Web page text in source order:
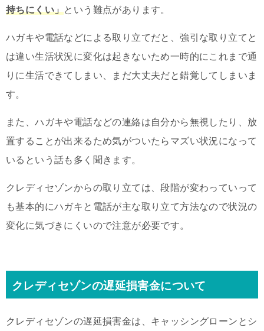
持ちにくい」という難点があります。
ハガキや電話などによる取り立てだと、強引な取り立てと
は違い生活状況に変化は起きないため一時的にこれまで通
りに生活できてしまい、まだ大丈夫だと錯覚してしまいま
す。
また、ハガキや電話などの連絡は自分から無視したり、放
置することが出来るため気がついたらマズい状況になって
いるという話も多く聞きます。
クレディセゾンからの取り立ては、段階が変わっていって
も基本的にハガキと電話が主な取り立て方法なので状況の
変化に気づきにくいので注意が必要です。
クレディセゾンの遅延損害金について
クレディセゾンの遅延損害金は、キャッシングローンとシ